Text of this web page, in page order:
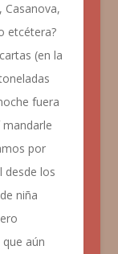
Casanova,
etcétera?
(en la
fuera
por
desde los
niña
aún